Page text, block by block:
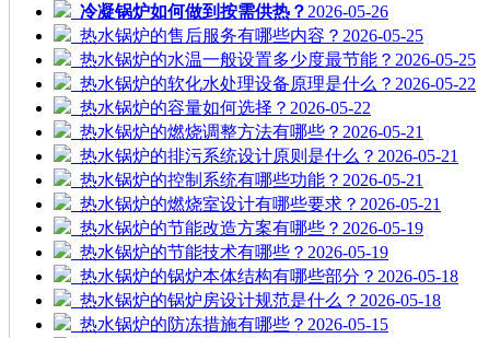
冷凝锅炉如何做到按需供热？ 2026-05-26
热水锅炉的售后服务有哪些内容？ 2026-05-25
热水锅炉的水温一般设置多少度最节能？ 2026-05-25
热水锅炉的软化水处理设备原理是什么？ 2026-05-22
热水锅炉的容量如何选择？ 2026-05-22
热水锅炉的燃烧调整方法有哪些？ 2026-05-21
热水锅炉的排污系统设计原则是什么？ 2026-05-21
热水锅炉的控制系统有哪些功能？ 2026-05-21
热水锅炉的燃烧室设计有哪些要求？ 2026-05-21
热水锅炉的节能改造方案有哪些？ 2026-05-19
热水锅炉的节能技术有哪些？ 2026-05-19
热水锅炉的锅炉本体结构有哪些部分？ 2026-05-18
热水锅炉的锅炉房设计规范是什么？ 2026-05-18
热水锅炉的防冻措施有哪些？ 2026-05-15